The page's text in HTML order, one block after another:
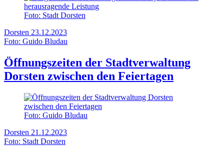
Foto: Stadt Dorsten
Dorsten 23.12.2023
Foto: Guido Bludau
Öffnungszeiten der Stadtverwaltung
Dorsten zwischen den Feiertagen
Foto: Guido Bludau
Dorsten 21.12.2023
Foto: Stadt Dorsten